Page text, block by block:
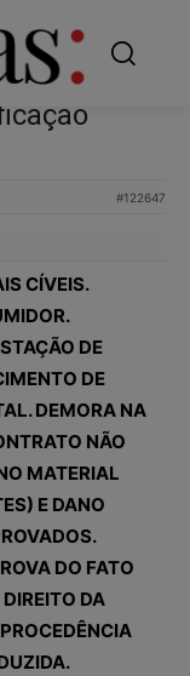
#122647
CÍVEIS.
DE
DE
DEMORA NA
NÃO
MATERIAL
E DANO
DO FATO
DA